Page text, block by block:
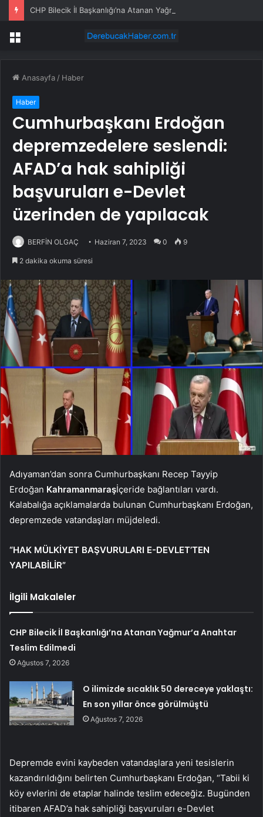
Menü
Anasayfa / Haber
Haber
Cumhurbaşkanı Erdoğan
depremzedelere seslendi:
AFAD’a hak sahipliği
başvuruları e-Devlet
üzerinden de yapılacak
BERFİN OLGAÇ Haziran 7, 2023 0 9
2 dakika okuma süresi
Adıyaman’dan sonra Cumhurbaşkanı Recep Tayyip
Erdoğan Kahramanmaraşİçeride bağlantıları vardı.
Kalabalığa açıklamalarda bulunan Cumhurbaşkanı Erdoğan,
depremzede vatandaşları müjdeledi.
“HAK MÜLKİYET BAŞVURULARI E-DEVLET’TEN
YAPILABİLİR”
İlgili Makaleler
CHP Bilecik İl Başkanlığı’na Atanan Yağmur’a Anahtar
Teslim Edilmedi
Ağustos 7, 2026
O ilimizde sıcaklık 50 dereceye yaklaştı:
En son yıllar önce görülmüştü
Ağustos 7, 2026
Depremde evini kaybeden vatandaşlara yeni tesislerin
kazandırıldığını belirten Cumhurbaşkanı Erdoğan, “Tabii ki
köy evlerini de etaplar halinde teslim edeceğiz. Bugünden
itibaren AFAD’a hak sahipliği başvuruları e-Devlet